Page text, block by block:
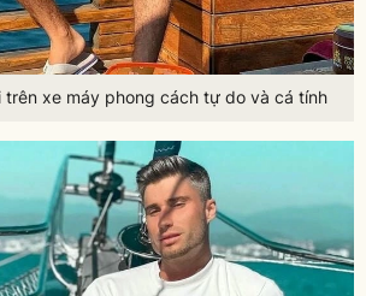
trên xe máy phong cách tự do và cá tính